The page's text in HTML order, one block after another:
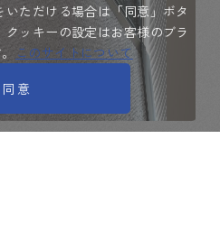
ただける場合は「同意」ボタ
クッキーの設定はお客様のブラ
このサイトについて
同意